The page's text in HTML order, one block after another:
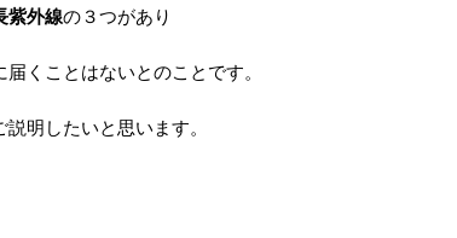
紫外線の３つがあり
くことはないとのことです。
明したいと思います。